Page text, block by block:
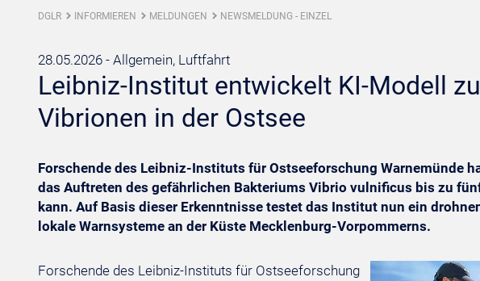
DGLR INFORMIEREN MELDUNGEN NEWSMELDUNG - EINZEL
28.05.2026 - Allgemein, Luftfahrt
Leibniz-Institut entwickelt KI-Modell
Vibrionen in der Ostsee
Forschende des Leibniz-Instituts für Ostseeforschung Warnemünde
das Auftreten des gefährlichen Bakteriums Vibrio vulnificus bis zu
kann. Auf Basis dieser Erkenntnisse testet das Institut nun ein
lokale Warnsysteme an der Küste Mecklenburg-Vorpommerns.
Forschende des Leibniz-Instituts für Ostseeforschung